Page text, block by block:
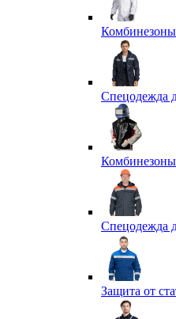
Спецодежда
Спецодежда
Защита от